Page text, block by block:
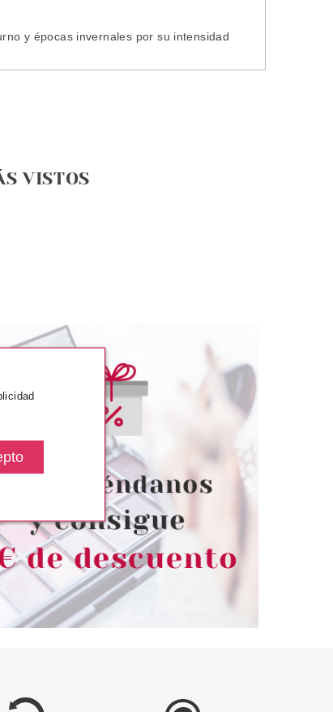
y épocas invernales por su intensidad
VISTOS
CHRISTIAN DIOR
CHRISTIAN DIOR POISON GIRL
Pvr 92.50€
-29%
desde